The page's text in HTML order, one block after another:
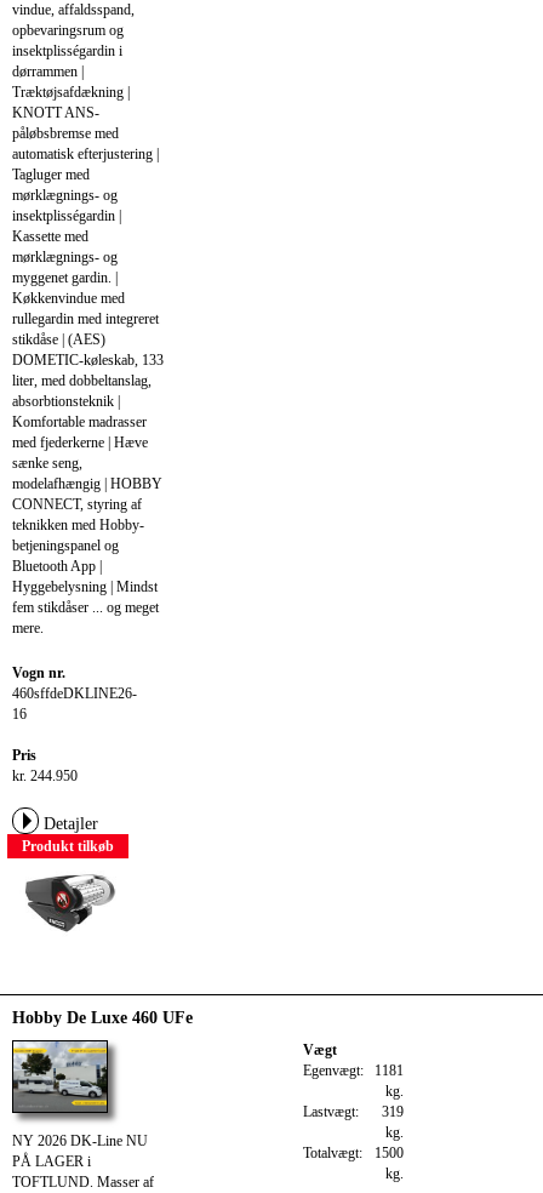
vindue, affaldsspand,
opbevaringsrum og
insektplisségardin i
dørrammen |
Træktøjsafdækning |
KNOTT ANS-
påløbsbremse med
automatisk efterjustering |
Tagluger med
mørklægnings- og
insektplisségardin |
Kassette med
mørklægnings- og
myggenet gardin. |
Køkkenvindue med
rullegardin med integreret
stikdåse | (AES)
DOMETIC-køleskab, 133
liter, med dobbeltanslag,
absorbtionsteknik |
Komfortable madrasser
med fjederkerne | Hæve
sænke seng,
modelafhængig | HOBBY
CONNECT, styring af
teknikken med Hobby-
betjeningspanel og
Bluetooth App |
Hyggebelysning | Mindst
fem stikdåser ... og meget
mere.
Vogn nr.
460sffdeDKLINE26-
16
Pris
kr. 244.950
Detajler
Produkt tilkøb
Hobby De Luxe 460 UFe
NY 2026 DK-Line NU
PÅ LAGER i
TOFTLUND. Masser af
Vægt
Egenvægt: 1181
kg.
Lastvægt:
319
kg.
Totalvægt:
1500
kg.